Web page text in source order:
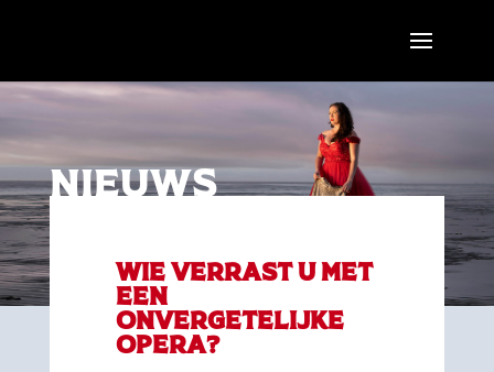
Nieuws
Wie verrast u met
een
onvergetelijke
opera?